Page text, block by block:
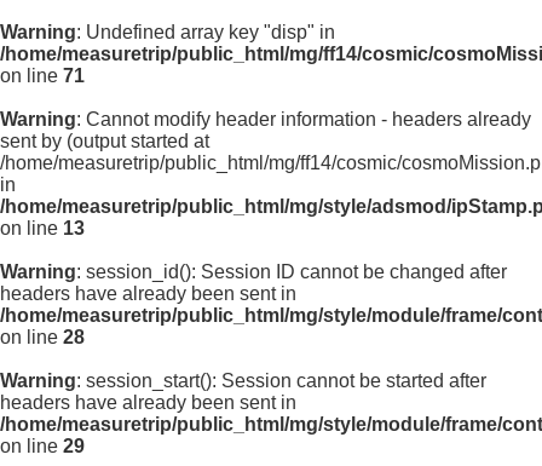
Warning: Undefined array key "disp" in
/home/measuretrip/public_html/mg/ff14/cosmic/
on line 71
Warning: Cannot modify header information - headers already
sent by (output started at
/home/measuretrip/public_html/mg/ff14/cosmic/
in
/home/measuretrip/public_html/mg/style/adsmod/
on line 13
Warning: session_id(): Session ID cannot be changed after
headers have already been sent in
/home/measuretrip/public_html/mg/style/module/frame/
on line 28
Warning: session_start(): Session cannot be started after
headers have already been sent in
/home/measuretrip/public_html/mg/style/module/frame/
on line 29